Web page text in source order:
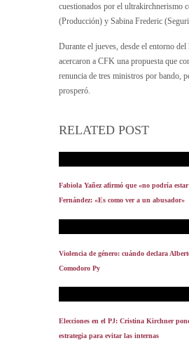
cuestionados por el ultrakirchnerismo
(Producción) y Sabina Frederic
Durante el jueves, desde el entorno del
acercaron a CFK una propuesta que
renuncia de tres ministros por bando,
prosperó.
RELATED POST
Fabiola Yañez afirmó que «no podría
Fernández: «Es como ver a un abusador»
Violencia de género: cuándo declara
Comodoro Py
Elecciones en el PJ: Cristina Kirchner
estrategia para evitar las internas